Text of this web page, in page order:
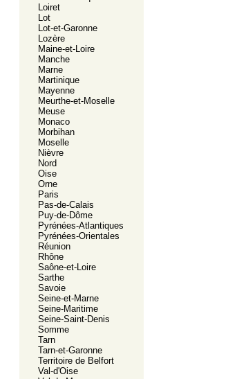
Loiret
Lot
Lot-et-Garonne
Lozère
Maine-et-Loire
Manche
Marne
Martinique
Mayenne
Meurthe-et-Moselle
Meuse
Monaco
Morbihan
Moselle
Nièvre
Nord
Oise
Orne
Paris
Pas-de-Calais
Puy-de-Dôme
Pyrénées-Atlantiques
Pyrénées-Orientales
Réunion
Rhône
Saône-et-Loire
Sarthe
Savoie
Seine-et-Marne
Seine-Maritime
Seine-Saint-Denis
Somme
Tarn
Tarn-et-Garonne
Territoire de Belfort
Val-d'Oise